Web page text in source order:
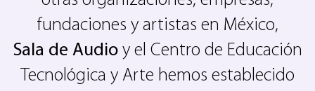
fundaciones y artistas en México,
Sala de Audio y el Centro de Educación
Tecnológica y Arte hemos establecido